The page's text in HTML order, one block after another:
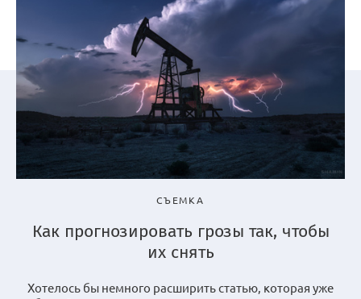
СЪЕМКА
Как прогнозировать грозы так, чтобы
их снять
Хотелось бы немного расширить статью, которая уже